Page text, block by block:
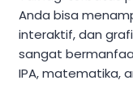
Anda bisa
interaktif, dan
sangat
IPA, matematika,